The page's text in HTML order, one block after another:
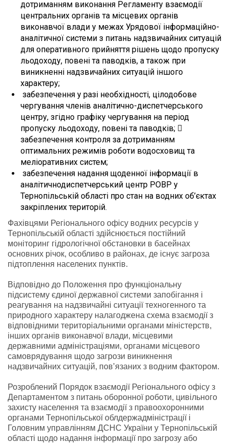
дотриманням виконання Регламенту взаємодії
центральних органів та місцевих органів
виконавчої влади у межах Урядової інформаційно-
аналітичної системи з питань надзвичайних ситуацій
для оперативного прийняття рішень щодо пропуску
льодоходу, повені та паводків, а також при
виникненні надзвичайних ситуацій іншого
характеру;
забезпечення у разі необхідності, цілодобове
чергування членів аналітично-диспетчерського
центру, згідно графіку чергування на період
пропуску льодоходу, повені та паводків; 
забезпечення контроля за дотриманням
оптимальних режимів роботи водосховищ та
меліоративних систем;
забезпечення надання щоденної інформації в
аналітичнодиспетчерський центр РОВР у
Тернопільській області про стан на водних об’єктах
закріплених територій.
Фахівцями Регіонального офісу водних ресурсів у
Тернопільській області здійснюється постійний
моніторинг гідрологічної обстановки в басейнах
основних річок, особливо в районах, де існує загроза
підтоплення населених пунктів.
Відповідно до Положення про функціональну
підсистему єдиної державної системи запобігання і
реагування на надзвичайні ситуації техногенного та
природного характеру налагоджена схема взаємодії з
відповідними територіальними органами міністерств,
інших органів виконавчої влади, місцевими
державними адміністраціями, органами місцевого
самоврядування щодо загрози виникнення
надзвичайних ситуацій, пов’язаних з водним фактором.
Розроблений Порядок взаємодії Регіонального офісу з
Департаментом з питань оборонної роботи, цивільного
захисту населення та взаємодії з правоохоронними
органами Тернопільської облдержадміністрації і
Головним управлінням ДСНС України у Тернопільській
області щодо надання інформації про загрозу або